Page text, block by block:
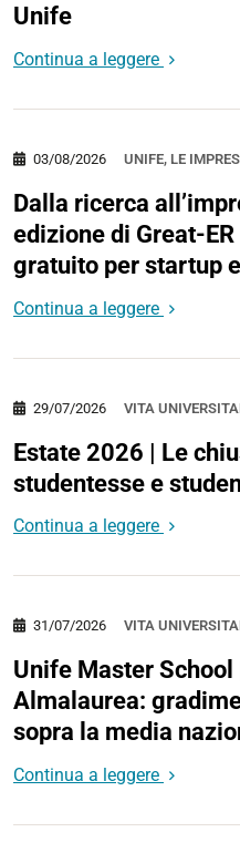
Unife
Continua a leggere
UNIFE, LE
03/08/2026
Dalla ricerca
edizione di Great-
gratuito per startup
Continua a leggere
VITA
29/07/2026
Estate 2026 | Le
studentesse e
Continua a leggere
VITA
31/07/2026
Unife Master School
Almalaurea:
sopra la media
Continua a leggere